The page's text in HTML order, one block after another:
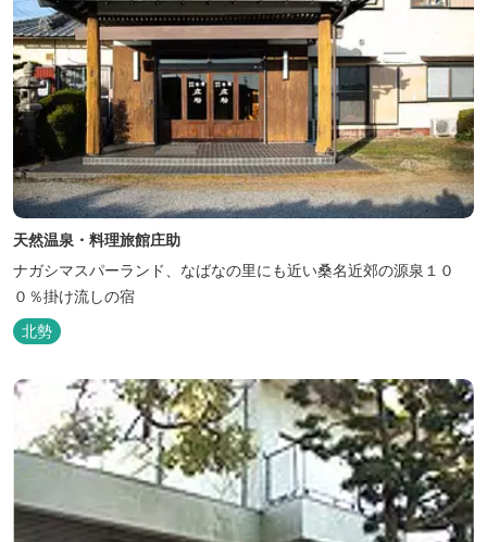
天然温泉・料理旅館庄助
ナガシマスパーランド、なばなの里にも近い桑名近郊の源泉１０
０％掛け流しの宿
北勢